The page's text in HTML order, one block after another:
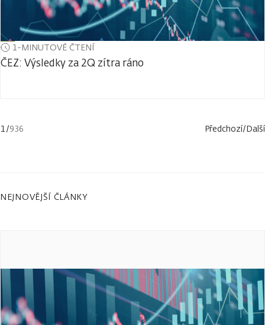
1-MINUTOVÉ ČTENÍ
ČEZ: Výsledky za 2Q zítra ráno
1/936 Předchozí/Další
NEJNOVĚJŠÍ ČLÁNKY